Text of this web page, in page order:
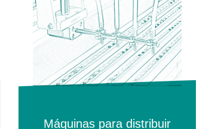
Máquinas para distribuir